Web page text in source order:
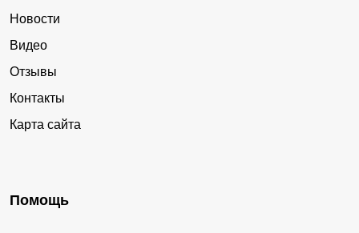
Новости
Видео
Отзывы
Контакты
Карта сайта
Помощь